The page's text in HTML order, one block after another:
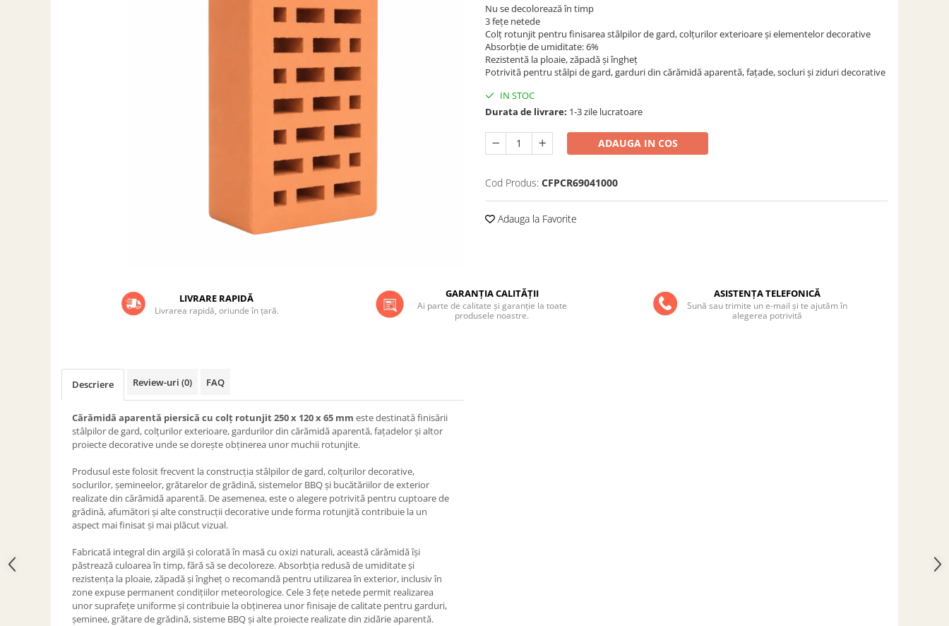
polietilenă cu inele
Coșuri de fum din beton
Coșuri de fum din inox
Baterii și accesorii
PRODUSE PENTRU GRĂDINARIT
Irigații pentru grădină
Unelte electrice
Unelte pentru grădinărit
Nu se decolorează în timp
3 fețe netede
Colț rotunjit pentru finisarea stâlpilor de gard, colțurilor exterioare și elementelor decorative
Absorbție de umiditate: 6%
Rezistentă la ploaie, zăpadă și îngheț
Potrivită pentru stâlpi de gard, garduri din cărămidă aparentă, fațade, socluri și ziduri decorative
IN STOC
Durata de livrare: 1-3 zile lucratoare
ADAUGA IN COS
Cod Produs: CFPCR69041000
Adauga la Favorite
LIVRARE RAPIDĂ
Livrarea rapidă, oriunde în țară.
GARANȚIA CALITĂȚII
Ai parte de calitate și garanție la toate
produsele noastre.
ASISTENȚA TELEFONICĂ
Sună sau trimite un e-mail și te ajutăm în
alegerea potrivită
Descriere Review-uri (0) FAQ
Cărămidă aparentă piersică cu colț rotunjit 250 x 120 x 65 mm este destinată finisării
stâlpilor de gard, colțurilor exterioare, gardurilor din cărămidă aparentă, fațadelor și altor
proiecte decorative unde se dorește obținerea unor muchii rotunjite.
Produsul este folosit frecvent la construcția stâlpilor de gard, colțurilor decorative,
soclurilor, șemineelor, grătarelor de grădină, sistemelor BBQ și bucătăriilor de exterior
realizate din cărămidă aparentă. De asemenea, este o alegere potrivită pentru cuptoare de
grădină, afumători și alte construcții decorative unde forma rotunjită contribuie la un
aspect mai finisat și mai plăcut vizual.
Fabricată integral din argilă și colorată în masă cu oxizi naturali, această cărămidă își
păstrează culoarea în timp, fără să se decoloreze. Absorbția redusă de umiditate și
rezistența la ploaie, zăpadă și îngheț o recomandă pentru utilizarea în exterior, inclusiv în
zone expuse permanent condițiilor meteorologice. Cele 3 fețe netede permit realizarea
unor suprafețe uniforme și contribuie la obținerea unor finisaje de calitate pentru garduri,
șeminee, grătare de grădină, sisteme BBQ și alte proiecte realizate din zidărie aparentă.